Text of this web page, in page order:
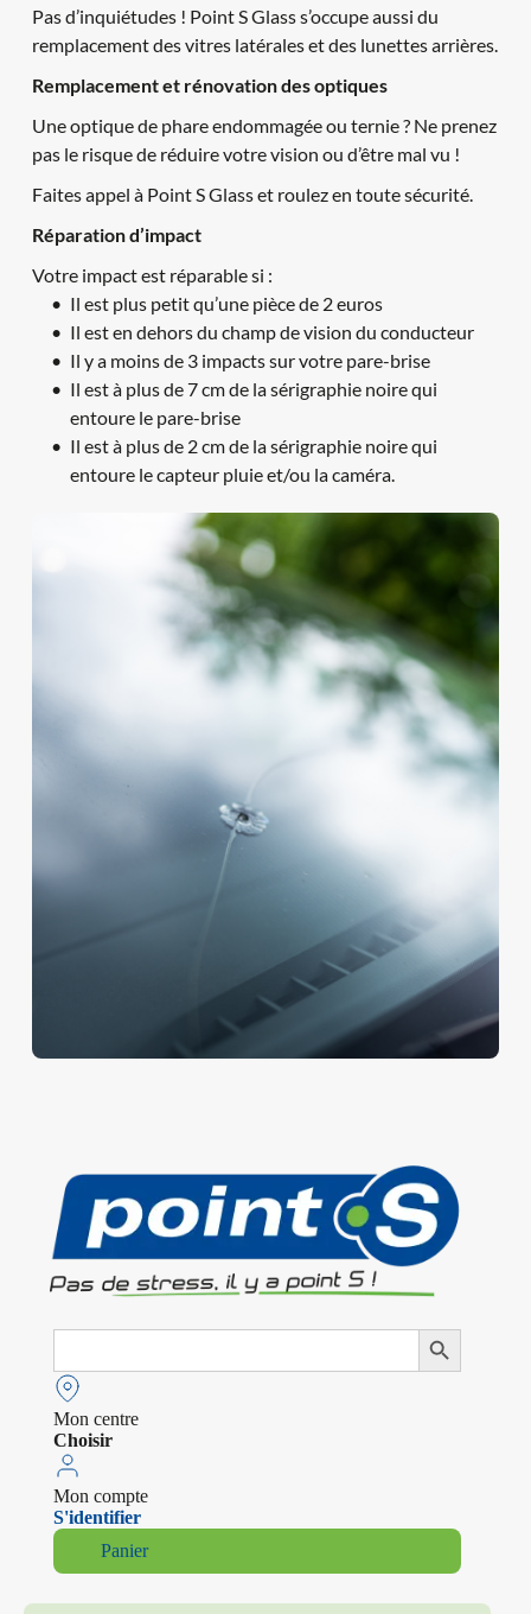
Pas d’inquiétudes ! Point S Glass s’occupe aussi du
remplacement des vitres latérales et des lunettes arrières.
Remplacement et rénovation des optiques
Une optique de phare endommagée ou ternie ? Ne prenez
pas le risque de réduire votre vision ou d’être mal vu !
Faites appel à Point S Glass et roulez en toute sécurité.
Réparation d’impact
Votre impact est réparable si :
Il est plus petit qu’une pièce de 2 euros
Il est en dehors du champ de vision du conducteur
Il y a moins de 3 impacts sur votre pare-brise
Il est à plus de 7 cm de la sérigraphie noire qui
entoure le pare-brise
Il est à plus de 2 cm de la sérigraphie noire qui
entoure le capteur pluie et/ou la caméra.
Search
Search Button
Mon centre
Choisir
Mon compte
S'identifier
Panier